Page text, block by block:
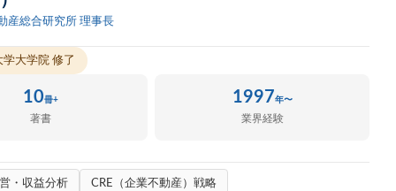
産総合研究所 理事長
学大学院 修了
10冊+
著書
1997年〜
業界経験
・収益分析 CRE（企業不動産）戦略